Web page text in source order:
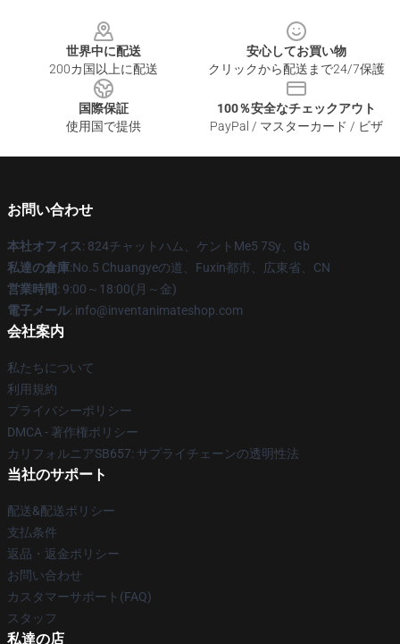
世界中に配送
200カ国以上に配送
安心してお買い物
クリックから配送まで24/7保護
国際保証
使用国で提供
100％安全なチェックアウト
PayPal / マスターカード / ビザ
お問い合わせ
本社オフィス: 824チャットハム、ケントMe5 7Sy、Gb
私達の倉庫:No.5 Chuangyeの道、Fuxin都市、広東省、CN
営業時間: 9:00～18:00(月～金)
電子メール: info@inventanimateshop.com
会社案内
私たちについて
利用規約
プライバシーポリシー
DMCA - 著作権ポリシー
カリフォルニアSB657: サプライチェーンの透明性法
当社のサポート
配送&配送ポリシー
支払条件
返品・返金ポリシー
お問い合わせ
カスタマーサポート(FAQ)
スタッフ
私達の店